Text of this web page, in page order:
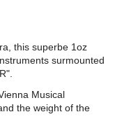
this superbe 1oz
surmounted
Musical
the weight of the